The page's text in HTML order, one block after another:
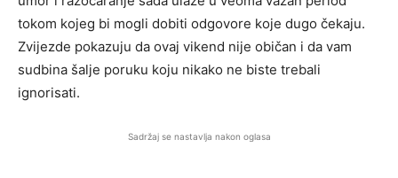
tokom kojeg bi mogli dobiti odgovore koje dugo čekaju.
Zvijezde pokazuju da ovaj vikend nije običan i da vam
sudbina šalje poruku koju nikako ne biste trebali
ignorisati.
Sadržaj se nastavlja nakon oglasa